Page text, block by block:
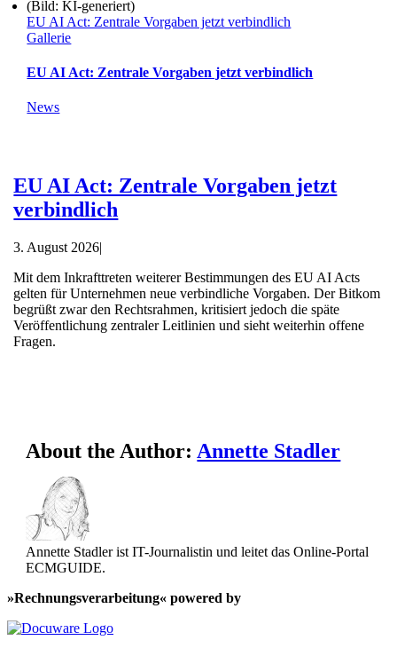
EU AI Act: Zentrale Vorgaben jetzt verbindlich
Gallerie
EU AI Act: Zentrale Vorgaben jetzt verbindlich
News
EU AI Act: Zentrale Vorgaben jetzt
verbindlich
3. August 2026|
Mit dem Inkrafttreten weiterer Bestimmungen des EU AI Acts
gelten für Unternehmen neue verbindliche Vorgaben. Der Bitkom
begrüßt zwar den Rechtsrahmen, kritisiert jedoch die späte
Veröffentlichung zentraler Leitlinien und sieht weiterhin offene
Fragen.
About the Author: Annette Stadler
Annette Stadler ist IT-Journalistin und leitet das Online-Portal
ECMGUIDE.
»Rechnungsverarbeitung« powered by